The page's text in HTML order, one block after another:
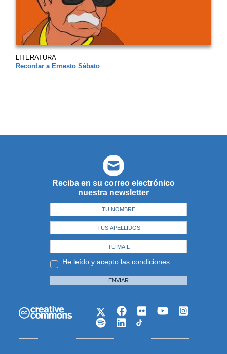
LITERATURA
Recordar a Ernesto Sábato
Reciba en su correo electrónico
nuestra newsletter
He leído y acepto las condiciones
ENVIAR